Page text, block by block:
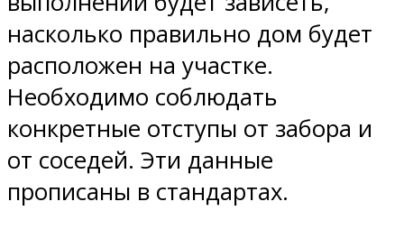
насколько правильно дом будет
расположен на участке.
Необходимо соблюдать
конкретные отступы от забора и
от соседей. Эти данные
прописаны в стандартах.